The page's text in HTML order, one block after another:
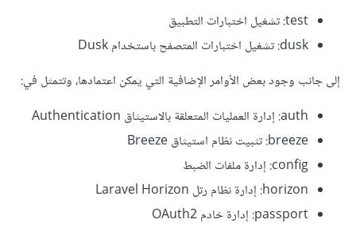
test: تشغيل اختبارات التطبيق
dusk: تشغيل اختبارات المتصفح باستخدام Dusk
إلى جانب وجود بعض الأوامر الإضافية التي يمكن اعتمادها، وتتمثل في:
auth: إدارة العمليات المتعلقة بالاستيثاق Authentication
breeze: تثبيت نظام استيثاق Breeze
config: إدارة ملفات الضبط
horizon: إدارة نظام رتل Laravel Horizon
passport: إدارة خادم OAuth2